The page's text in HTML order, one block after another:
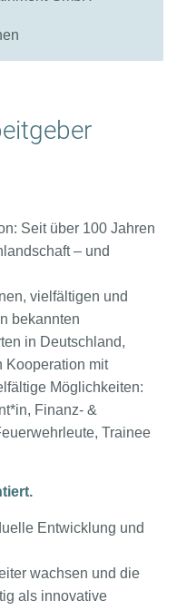
Seit über 100 Jahren
– und
vielfältigen und
bekannten
in Deutschland,
Kooperation mit
Möglichkeiten:
Finanz- &
Trainee
Entwicklung und
wachsen und die
als innovative